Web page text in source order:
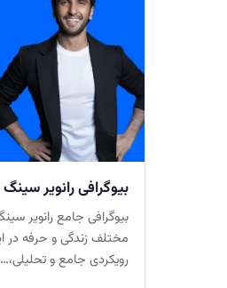
بیوگرافی رانویر
بیوگرافی جامع رانویر
مختلف زندگی و حرفه در
رویکردی جامع و تحلیلی،…